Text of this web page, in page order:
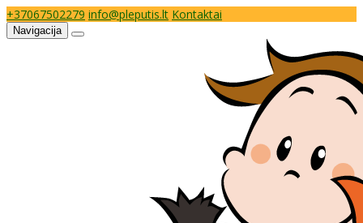
+37067502279 info@pleputis.lt Kontaktai
Navigacija